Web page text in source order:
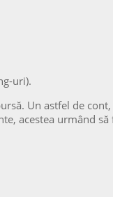
uri).
Un astfel de
acestea urmând